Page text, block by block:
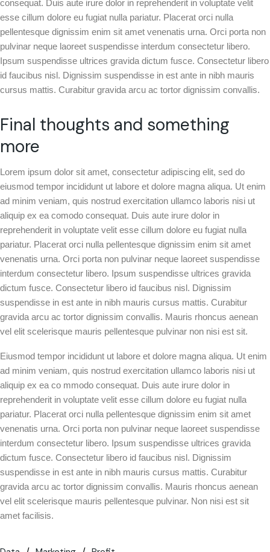
consequat. Duis aute irure dolor in reprehenderit in voluptate velit
esse cillum dolore eu fugiat nulla pariatur. Placerat orci nulla
pellentesque dignissim enim sit amet venenatis urna. Orci porta non
pulvinar neque laoreet suspendisse interdum consectetur libero.
Ipsum suspendisse ultrices gravida dictum fusce. Consectetur libero
id faucibus nisl. Dignissim suspendisse in est ante in nibh mauris
cursus mattis. Curabitur gravida arcu ac tortor dignissim convallis.
Final thoughts and something
more
Lorem ipsum dolor sit amet, consectetur adipiscing elit, sed do
eiusmod tempor incididunt ut labore et dolore magna aliqua. Ut enim
ad minim veniam, quis nostrud exercitation ullamco laboris nisi ut
aliquip ex ea comodo consequat. Duis aute irure dolor in
reprehenderit in voluptate velit esse cillum dolore eu fugiat nulla
pariatur. Placerat orci nulla pellentesque dignissim enim sit amet
venenatis urna. Orci porta non pulvinar neque laoreet suspendisse
interdum consectetur libero. Ipsum suspendisse ultrices gravida
dictum fusce. Consectetur libero id faucibus nisl. Dignissim
suspendisse in est ante in nibh mauris cursus mattis. Curabitur
gravida arcu ac tortor dignissim convallis. Mauris rhoncus aenean
vel elit scelerisque mauris pellentesque pulvinar non nisi est sit.
Eiusmod tempor incididunt ut labore et dolore magna aliqua. Ut enim
ad minim veniam, quis nostrud exercitation ullamco laboris nisi ut
aliquip ex ea co mmodo consequat. Duis aute irure dolor in
reprehenderit in voluptate velit esse cillum dolore eu fugiat nulla
pariatur. Placerat orci nulla pellentesque dignissim enim sit amet
venenatis urna. Orci porta non pulvinar neque laoreet suspendisse
interdum consectetur libero. Ipsum suspendisse ultrices gravida
dictum fusce. Consectetur libero id faucibus nisl. Dignissim
suspendisse in est ante in nibh mauris cursus mattis. Curabitur
gravida arcu ac tortor dignissim convallis. Mauris rhoncus aenean
vel elit scelerisque mauris pellentesque pulvinar. Non nisi est sit
amet facilisis.